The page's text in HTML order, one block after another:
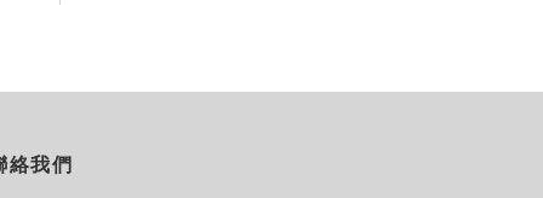
絡我們